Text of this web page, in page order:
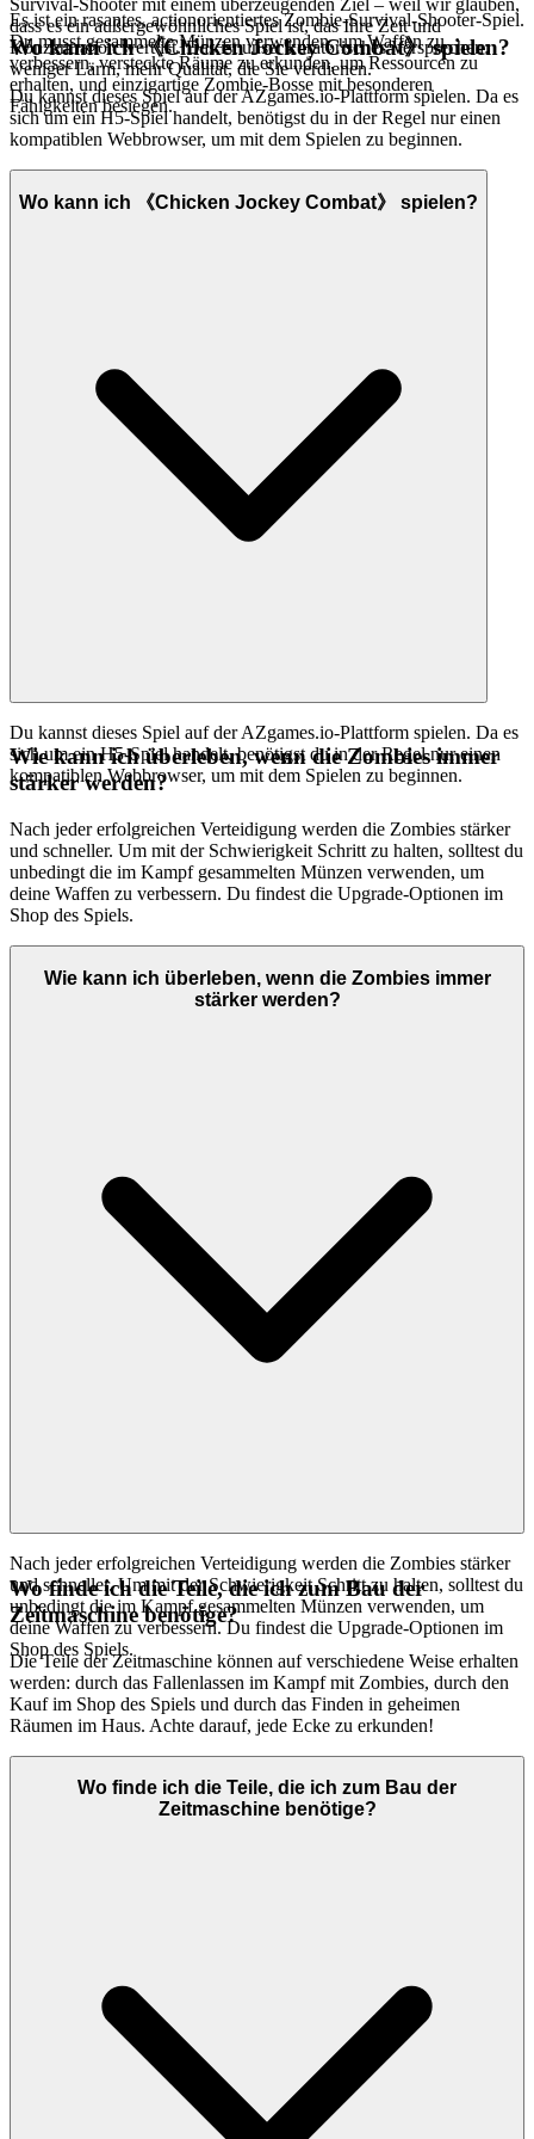
dass es ein außergewöhnliches Spiel ist, das Ihre Zeit und
Konzentration wert ist. Das ist unser kuratorisches Versprechen:
weniger Lärm, mehr Qualität, die Sie verdienen.
Es ist ein rasantes, actionorientiertes Zombie-Survival-Shooter-Spiel.
Du musst gesammelte Münzen verwenden, um Waffen zu
verbessern, versteckte Räume zu erkunden, um Ressourcen zu
erhalten, und einzigartige Zombie-Bosse mit besonderen
Fähigkeiten besiegen.
Wo kann ich 《Chicken Jockey Combat》 spielen?
Du kannst dieses Spiel auf der AZgames.io-Plattform spielen. Da es
sich um ein H5-Spiel handelt, benötigst du in der Regel nur einen
kompatiblen Webbrowser, um mit dem Spielen zu beginnen.
Wo kann ich 《Chicken Jockey Combat》 spielen?
Du kannst dieses Spiel auf der AZgames.io-Plattform spielen. Da es
sich um ein H5-Spiel handelt, benötigst du in der Regel nur einen
kompatiblen Webbrowser, um mit dem Spielen zu beginnen.
Wie kann ich überleben, wenn die Zombies immer
stärker werden?
Nach jeder erfolgreichen Verteidigung werden die Zombies stärker
und schneller. Um mit der Schwierigkeit Schritt zu halten, solltest du
unbedingt die im Kampf gesammelten Münzen verwenden, um
deine Waffen zu verbessern. Du findest die Upgrade-Optionen im
Shop des Spiels.
Wie kann ich überleben, wenn die Zombies immer
stärker werden?
Nach jeder erfolgreichen Verteidigung werden die Zombies stärker
und schneller. Um mit der Schwierigkeit Schritt zu halten, solltest du
unbedingt die im Kampf gesammelten Münzen verwenden, um
deine Waffen zu verbessern. Du findest die Upgrade-Optionen im
Shop des Spiels.
Wo finde ich die Teile, die ich zum Bau der
Zeitmaschine benötige?
Die Teile der Zeitmaschine können auf verschiedene Weise erhalten
werden: durch das Fallenlassen im Kampf mit Zombies, durch den
Kauf im Shop des Spiels und durch das Finden in geheimen
Räumen im Haus. Achte darauf, jede Ecke zu erkunden!
Wo finde ich die Teile, die ich zum Bau der
Zeitmaschine benötige?